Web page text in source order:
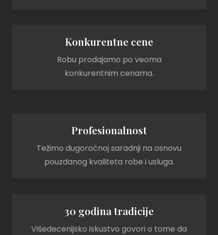
Konkurentne cene
Robu prodajamo po veoma
konkurentnim cenama.
Profesionalnost
Težimo dugoročnoj saradnji na osnovu
pouzdanog kvaliteta robe i usluga.
30 godina tradicije
Višedecenijsko iskustvo govori o tome da